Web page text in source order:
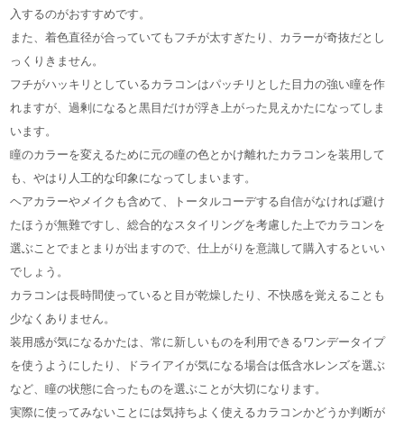
入するのがおすすめです。
また、着色直径が合っていてもフチが太すぎたり、カラーが奇抜だとし
っくりきません。
フチがハッキリとしているカラコンはパッチリとした目力の強い瞳を作
れますが、過剰になると黒目だけが浮き上がった見えかたになってしま
います。
瞳のカラーを変えるために元の瞳の色とかけ離れたカラコンを装用して
も、やはり人工的な印象になってしまいます。
ヘアカラーやメイクも含めて、トータルコーデする自信がなければ避け
たほうが無難ですし、総合的なスタイリングを考慮した上でカラコンを
選ぶことでまとまりが出ますので、仕上がりを意識して購入するといい
でしょう。
カラコンは長時間使っていると目が乾燥したり、不快感を覚えることも
少なくありません。
装用感が気になるかたは、常に新しいものを利用できるワンデータイプ
を使うようにしたり、ドライアイが気になる場合は低含水レンズを選ぶ
など、瞳の状態に合ったものを選ぶことが大切になります。
実際に使ってみないことには気持ちよく使えるカラコンかどうか判断が